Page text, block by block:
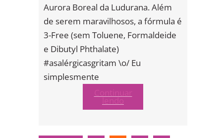
Aurora Boreal da Ludurana. Além
de serem maravilhosos, a fórmula é
3-Free (sem Toluene, Formaldeide
e Dibutyl Phthalate)
#asalérgicasgritam \o/ Eu
simplesmente
lendo